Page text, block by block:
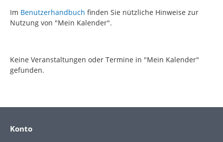
Im Benutzerhandbuch finden Sie nützliche Hinweise zur
Nutzung von "Mein Kalender".
Keine Veranstaltungen oder Termine in "Mein Kalender"
gefunden.
Konto